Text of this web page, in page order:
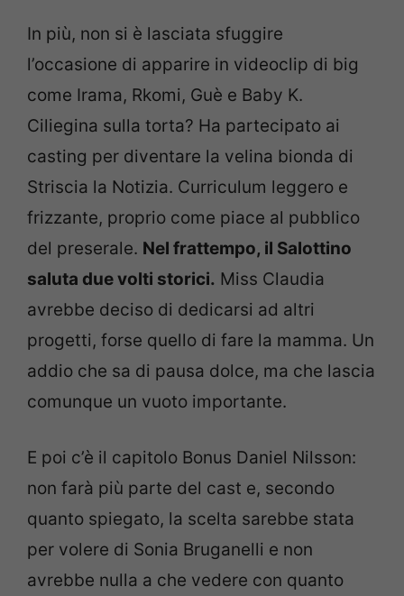
In più, non si è lasciata sfuggire
l’occasione di apparire in videoclip di big
come Irama, Rkomi, Guè e Baby K.
Ciliegina sulla torta? Ha partecipato ai
casting per diventare la velina bionda di
Striscia la Notizia. Curriculum leggero e
frizzante, proprio come piace al pubblico
del preserale. Nel frattempo, il Salottino
saluta due volti storici. Miss Claudia
avrebbe deciso di dedicarsi ad altri
progetti, forse quello di fare la mamma. Un
addio che sa di pausa dolce, ma che lascia
comunque un vuoto importante.
E poi c’è il capitolo Bonus Daniel Nilsson:
non farà più parte del cast e, secondo
quanto spiegato, la scelta sarebbe stata
per volere di Sonia Bruganelli e non
avrebbe nulla a che vedere con quanto